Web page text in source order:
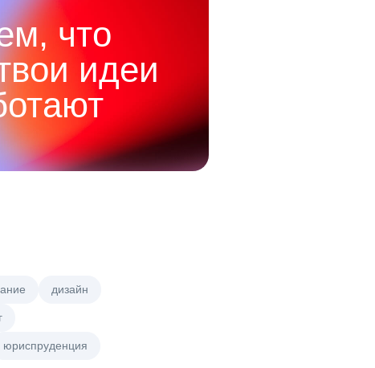
что
идеи
дизайн
юриспруденция